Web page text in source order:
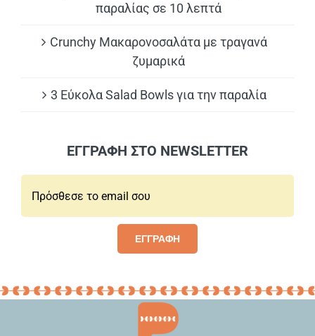
παραλίας σε 10 λεπτά
Crunchy Μακαρονοσαλάτα με τραγανά
ζυμαρικά
3 Εύκολα Salad Bowls για την παραλία
ΕΓΓΡΑΦΗ ΣΤΟ NEWSLETTER
ΕΓΓΡΑΦΗ